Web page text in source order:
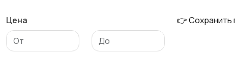
Цена 👉 Сохранить